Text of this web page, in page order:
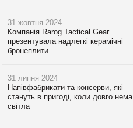
31 жовтня 2024
Компанія Rarog Tactical Gear
презентувала надлегкі керамічні
бронеплити
31 липня 2024
Напівфабрикати та консерви, які
стануть в пригоді, коли довго нема
світла